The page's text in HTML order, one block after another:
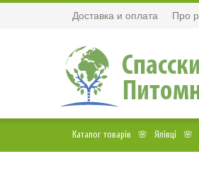
Доставка и оплата Про
Каталог товарів Ялівці